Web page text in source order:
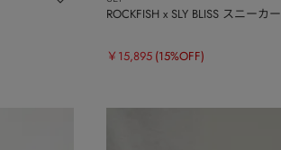
ROCKFISH x SLY BLISS スニーカー
￥15,895 (15%OFF)